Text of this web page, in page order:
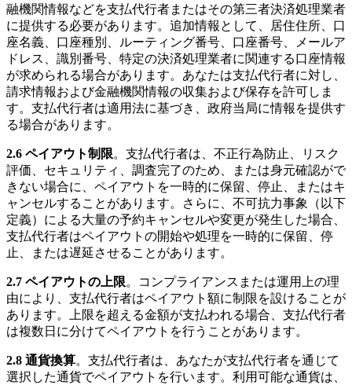
融機関情報などを支払代行者またはその第三者決済処理業者
に提供する必要があります。追加情報として、居住住所、口
座名義、口座種別、ルーティング番号、口座番号、メールア
ドレス、識別番号、特定の決済処理業者に関連する口座情報
が求められる場合があります。あなたは支払代行者に対し、
請求情報および金融機関情報の収集および保存を許可しま
す。支払代行者は適用法に基づき、政府当局に情報を提供す
る場合があります。
2.6 ペイアウト制限。支払代行者は、不正行為防止、リスク
評価、セキュリティ、調査完了のため、または身元確認がで
きない場合に、ペイアウトを一時的に保留、停止、またはキ
ャンセルすることがあります。さらに、不可抗力事象（以下
定義）による大量の予約キャンセルや変更が発生した場合、
支払代行者はペイアウトの開始や処理を一時的に保留、停
止、または遅延させることがあります。
2.7 ペイアウトの上限。コンプライアンスまたは運用上の理
由により、支払代行者はペイアウト額に制限を設けることが
あります。上限を超える金額が支払われる場合、支払代行者
は複数日に分けてペイアウトを行うことがあります。
2.8 通貨換算。支払代行者は、あなたが支払代行者を通じて
選択した通貨でペイアウトを行います。利用可能な通貨は、